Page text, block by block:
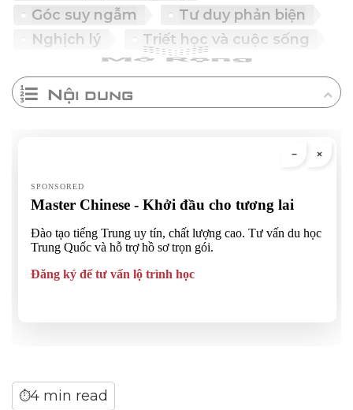
Góc suy ngẫm
Tư duy phản biện
Nghịch lý
Triết học và cuộc sống
Nội dung
⏱4 min read